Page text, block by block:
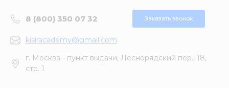
8 (800) 350 07 32 Заказать звонок
kisiracademy@gmail.com
г. Москва - пункт выдачи, Леснорядский пер., 18,
стр. 1